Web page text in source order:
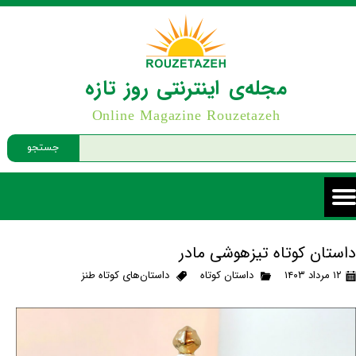
جستجو
مجله‌ی اینترنتی روز تازه
Online Magazine Rouzetazeh
داستان کوتاه تیزهوشی مادر
۱۲ مرداد ۱۴۰۳ داستان کوتاه داستان‌های کوتاه طنز